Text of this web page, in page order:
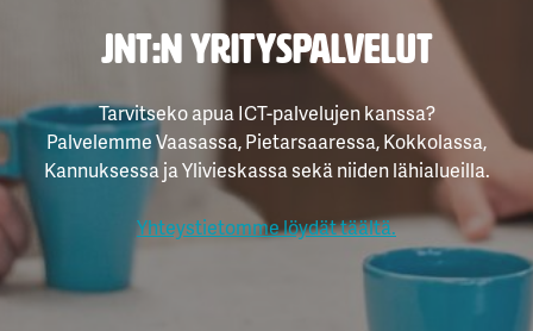
JNT:n yrityspalvelut
Tarvitseko apua ICT-palvelujen kanssa?
Palvelemme Vaasassa, Pietarsaaressa, Kokkolassa,
Kannuksessa ja Ylivieskassa sekä niiden lähialueilla.
Yhteystietomme löydät täältä.